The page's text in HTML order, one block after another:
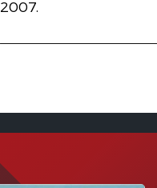
2007.